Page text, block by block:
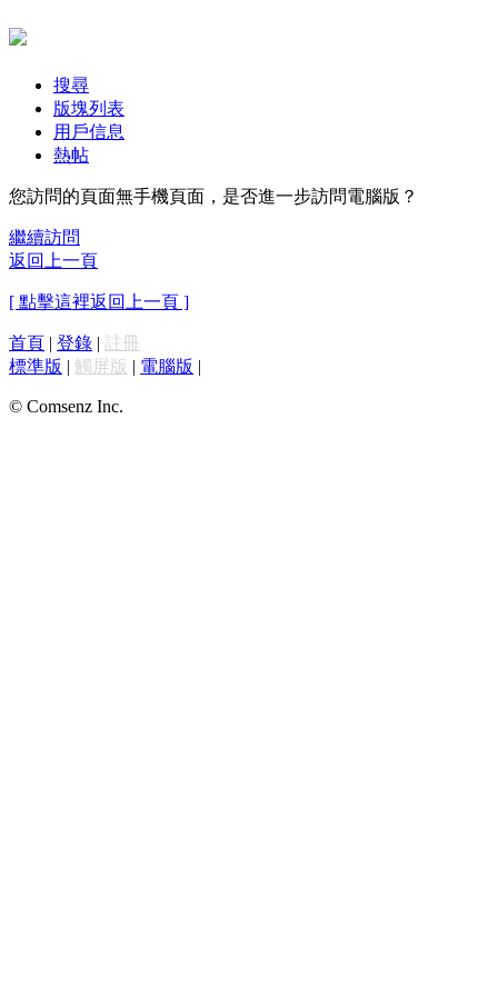
搜尋
版塊列表
用戶信息
熱帖
您訪問的頁面無手機頁面，是否進一步訪問電腦版？
繼續訪問
返回上一頁
[ 點擊這裡返回上一頁 ]
首頁 | 登錄 | 註冊
標準版 | 觸屏版 | 電腦版 |
© Comsenz Inc.